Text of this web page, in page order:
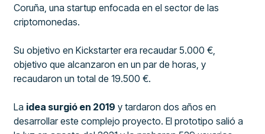
Coruña, una startup enfocada en el sector de las
criptomonedas.
Su objetivo en Kickstarter era recaudar 5.000 €,
objetivo que alcanzaron en un par de horas, y
recaudaron un total de 19.500 €.
La idea surgió en 2019 y tardaron dos años en
desarrollar este complejo proyecto. El prototipo salió a